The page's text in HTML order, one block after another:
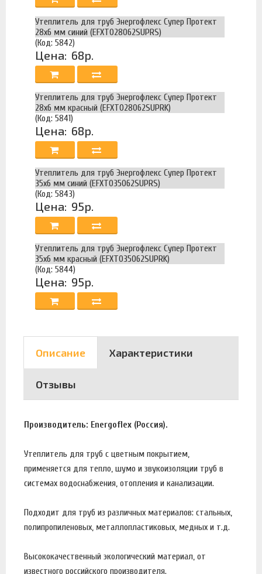
Утеплитель для труб Энергофлекс Супер Протект
28х6 мм синий (EFXT028062SUPRS)
(Код: 5842)
Цена: 68р.
Утеплитель для труб Энергофлекс Супер Протект
28х6 мм красный (EFXT028062SUPRK)
(Код: 5841)
Цена: 68р.
Утеплитель для труб Энергофлекс Супер Протект
35х6 мм синий (EFXT035062SUPRS)
(Код: 5843)
Цена: 95р.
Утеплитель для труб Энергофлекс Супер Протект
35х6 мм красный (EFXT035062SUPRK)
(Код: 5844)
Цена: 95р.
Описание Характеристики
Отзывы
Производитель: Energoflex (Россия).
Утеплитель для труб с цветным покрытием,
применяется для тепло, шумо и звукоизоляции труб в
системах водоснабжения, отопления и канализации.
Подходит для труб из различных материалов: стальных,
полипропиленовых, металлопластиковых, медных и т.д.
Высококачественный экологический материал, от
известного российского производителя.